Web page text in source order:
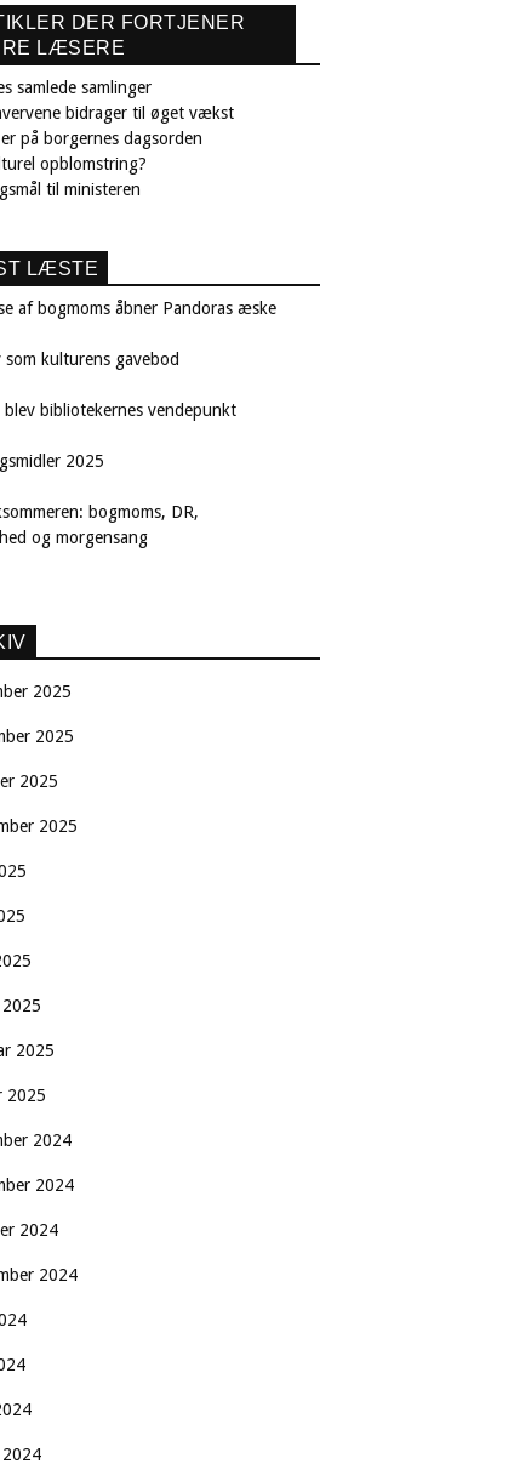
DER FORTJENER
LÆSERE
samlede samlinger
bidrager til øget vækst
på borgernes dagsorden
opblomstring?
til ministeren
LÆSTE
af bogmoms åbner Pandoras æske
som kulturens gavebod
bibliotekernes vendepunkt
2025
bogmoms, DR,
og morgensang
2025
2025
2025
2025
2025
2025
2024
2024
2024
2024